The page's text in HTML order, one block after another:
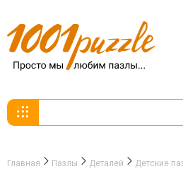
Главная Пазлы Деталей
Детские